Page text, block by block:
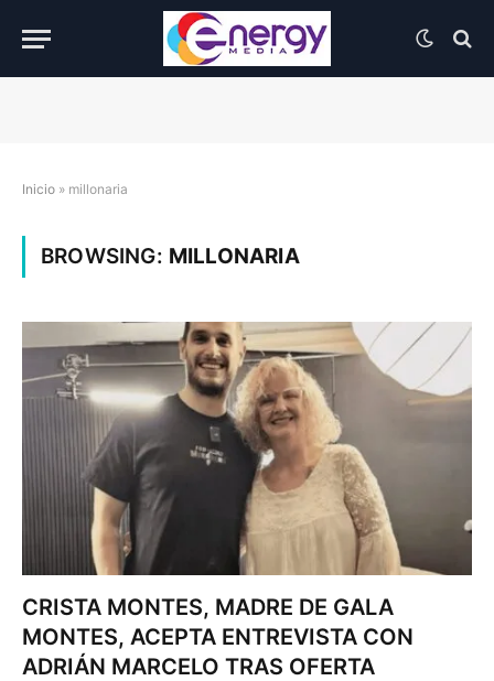
Inicio » millonaria
BROWSING: MILLONARIA
CRISTA MONTES, MADRE DE GALA
MONTES, ACEPTA ENTREVISTA CON
ADRIÁN MARCELO TRAS OFERTA